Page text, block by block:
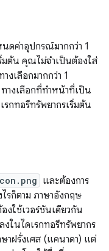
นดค่าอุปกรณ์มากกว่า 1
มต้น คุณไม่จำเป็นต้องใส่
งเลือกมากกว่า 1
างเลือกที่ทำหน้าที่เป็น
กทอรีทรัพยากรเริ่มต้น
และต้องการ
รก็ตาม ภาษาอังกฤษ
งใช้เวอร์ชันเดียวกัน
ในไดเรกทอรีทรัพยากร
าฝรั่งเศส (แคนาดา) แต่